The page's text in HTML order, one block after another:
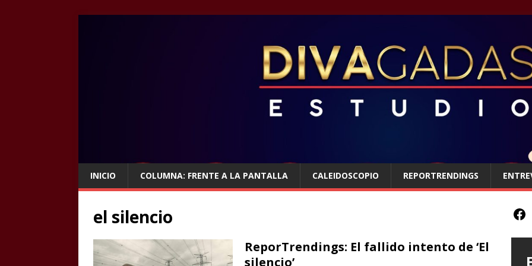
INICIO COLUMNA: FRENTE A LA PANTALLA CALEIDOSCOPIO REPORTRENDINGS
el silencio
ReporTrendings: El fallido intento de ‘El
silencio’